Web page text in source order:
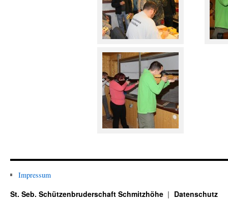
Impressum
St. Seb. Schützenbruderschaft Schmitzhöhe Datenschutz